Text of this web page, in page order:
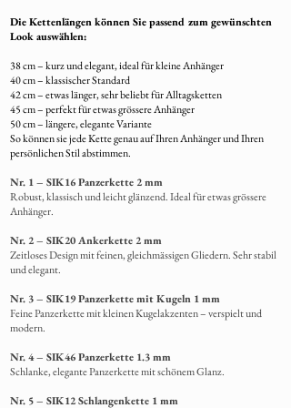
(Einwurfeinschreiben)versendet.
8. Rücksendung von Restmaterial
selbstverständlichmit dem fertigen
Schmuck zurückgeschickt.
Die Kettenlängen können Sie passend zum gewünschten
Look auswählen:
38 cm – kurz und elegant, ideal für kleine Anhänger
40 cm – klassischer Standard
42 cm – etwas länger, sehr beliebt für Alltagsketten
45 cm – perfekt für etwas grössere Anhänger
50 cm – längere, elegante Variante
So können sie jede Kette genau auf Ihren Anhänger und Ihren
persönlichen Stil abstimmen.
Nr. 1 – SIK16 Panzerkette 2 mm
Robust, klassisch und leicht glänzend. Ideal für etwas grössere
Anhänger.
Nr. 2 – SIK20 Ankerkette 2 mm
Zeitloses Design mit feinen, gleichmässigen Gliedern. Sehr stabil
und elegant.
Nr. 3 – SIK19 Panzerkette mit Kugeln 1 mm
Feine Panzerkette mit kleinen Kugelakzenten – verspielt und
modern.
Nr. 4 – SIK46 Panzerkette 1.3 mm
Schlanke,elegante Panzerkette mit schönem Glanz.
Nr. 5 – SIK12 Schlangenkette 1 mm